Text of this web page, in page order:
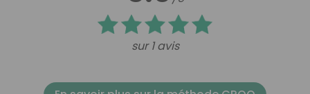
sur 1 avis